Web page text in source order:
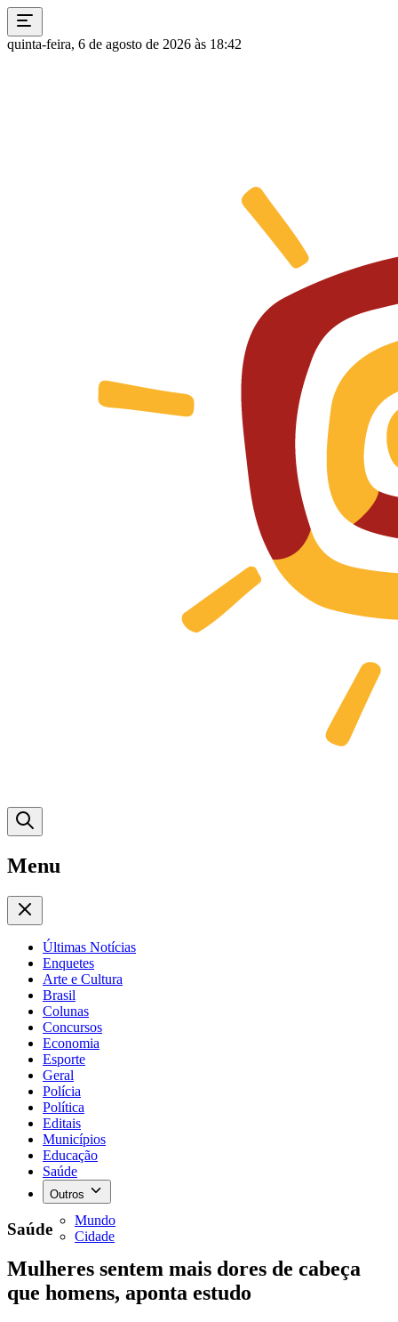
quinta-feira, 6 de agosto de 2026 às 18:42
Menu
Últimas Notícias
Enquetes
Arte e Cultura
Brasil
Colunas
Concursos
Economia
Esporte
Geral
Polícia
Política
Editais
Municípios
Educação
Saúde
Outros
Mundo
Cidade
Saúde
Mulheres sentem mais dores de cabeça
que homens, aponta estudo